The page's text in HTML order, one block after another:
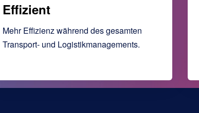
Effizient
Mehr Effizienz während des gesamten
Transport- und Logistikmanagements.